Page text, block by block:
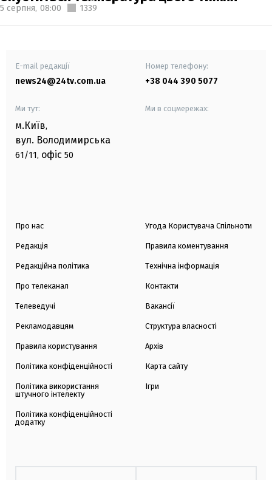
5 серпня, 08:00 1339
E-mail редакції
news24@24tv.com.ua
Номер телефону:
+38 044 390 5077
Ми тут:
м.Київ,
вул. Володимирська
61/11, офіс 50
Ми в соцмережах:
Про нас
Редакція
Редакційна політика
Про телеканал
Телеведучі
Рекламодавцям
Правила користування
Політика конфіденційності
Політика використання
штучного інтелекту
Політика конфіденційності
додатку
Угода Користувача Спільноти
Правила коментування
Технічна інформація
Контакти
Вакансії
Структура власності
Архів
Карта сайту
Ігри